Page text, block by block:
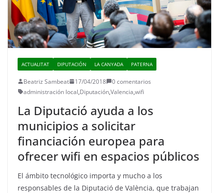
ACTUALITAT DIPUTACIÓN LA CANYADA PATERNA
Beatriz Sambeat 17/04/2018
0 comentarios
administración local,Diputación,Valencia,wifi
La Diputació ayuda a los
municipios a solicitar
financiación europea para
ofrecer wifi en espacios públicos
El ámbito tecnológico importa y mucho a los
responsables de la Diputació de València, que trabajan